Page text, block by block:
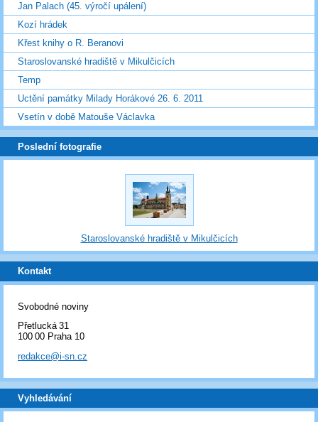
Jan Palach (45. výročí upálení)
Kozí hrádek
Křest knihy o R. Beranovi
Staroslovanské hradiště v Mikulčicích
Temp
Uctění památky Milady Horákové 26. 6. 2011
Vsetín v době Matouše Václavka
Poslední fotografie
Staroslovanské hradiště v Mikulčicích
Kontakt
Svobodné noviny
Přetlucká 31
100 00 Praha 10
redakce@i-sn.cz
Vyhledávání